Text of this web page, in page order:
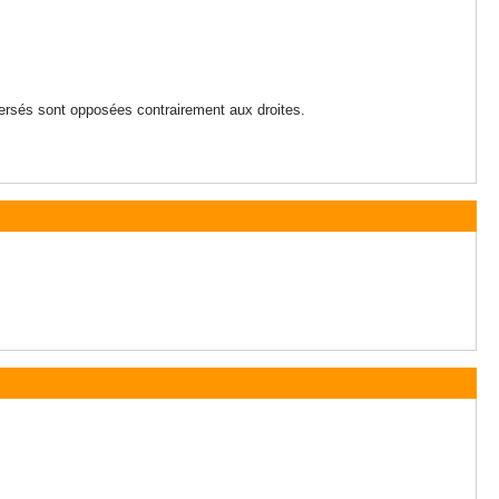
sont opposées contrairement aux droites.